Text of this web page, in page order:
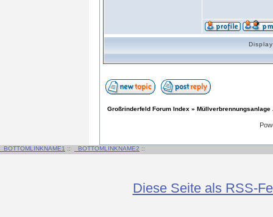
Großrinderfeld Forum Index » Müllverbrennungsanlage
_BOTTOMLINKNAME1 :: _BOTTOMLINKNAME2 ::
Diese Seite als RSS-